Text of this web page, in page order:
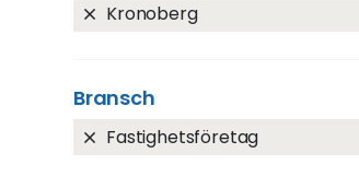
Kronoberg
Bransch
Fastighetsföretag